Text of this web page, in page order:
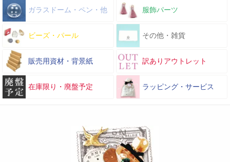
ガラスドーム・ペン・他 服飾パーツ
ビーズ・パール その他・雑貨
販売用資材・背景紙 訳ありアウトレット
在庫限り・廃盤予定 ラッピング・サービス